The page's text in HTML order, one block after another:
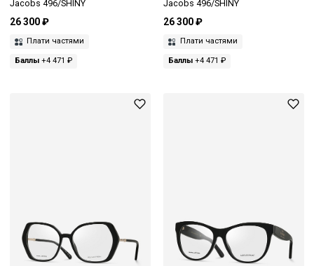
Jacobs 496/SHINY
26 300 ₽
Плати частями
Баллы +4 471 ₽
Jacobs 496/SHINY
26 300 ₽
Плати частями
Баллы+4 471 ₽